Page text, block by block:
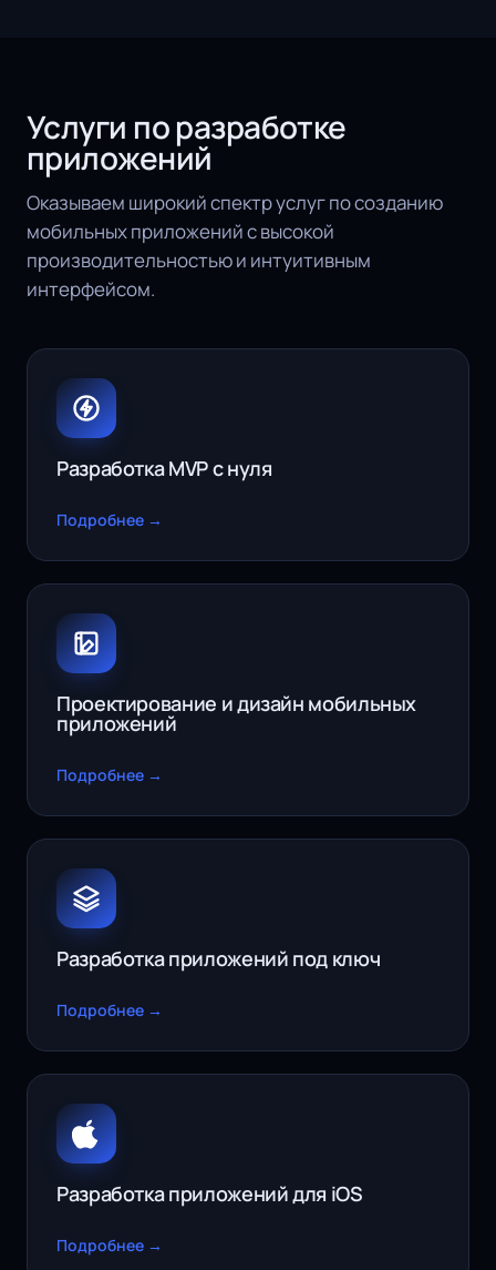
Услуги по разработке
приложений
Оказываем широкий спектр услуг по созданию
мобильных приложений с высокой
производительностью и интуитивным
интерфейсом.
Разработка MVP c нуля
Подробнее →
Проектирование и дизайн мобильных
приложений
Подробнее →
Разработка приложений под ключ
Подробнее →
Разработка приложений для iOS
Подробнее →